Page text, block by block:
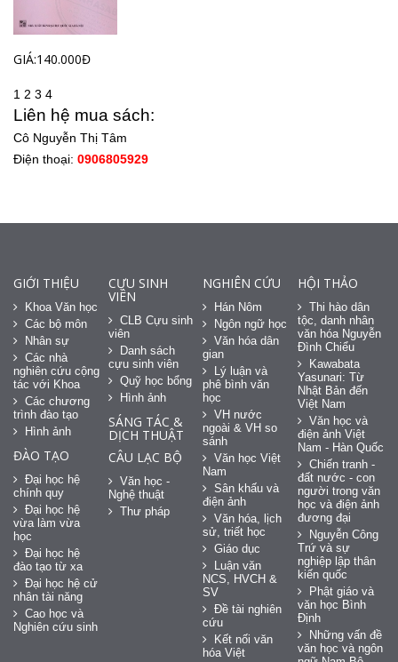
GIÁ:140.000Đ
1 2 3 4
Liên hệ mua sách:
Cô Nguyễn Thị Tâm
Điện thoại: 0906805929
GIỚI THIỆU
Khoa Văn học
Các bộ môn
Nhân sự
Các nhà
nghiên cứu cộng
tác với Khoa
Các chương
trình đào tạo
Hình ảnh
ĐÀO TẠO
Đại học hệ
chính quy
Đại học hệ
vừa làm vừa
học
Đại học hệ
đào tạo từ xa
Đại học hệ cử
nhân tài năng
Cao học và
Nghiên cứu sinh
CỰU SINH
VIÊN
CLB Cựu sinh
viên
Danh sách
cựu sinh viên
Quỹ học bổng
Hình ảnh
SÁNG TÁC &
DỊCH THUẬT
CÂU LẠC BỘ
Văn học -
Nghệ thuật
Thư pháp
NGHIÊN CỨU
Hán Nôm
Ngôn ngữ học
Văn hóa dân
gian
Lý luận và
phê bình văn
học
VH nước
ngoài & VH so
sánh
Văn học Việt
Nam
Sân khấu và
điện ảnh
Văn hóa, lịch
sử, triết học
Giáo dục
Luận văn
NCS, HVCH &
SV
Đề tài nghiên
cứu
Kết nối văn
hóa Việt
HỘI THẢO
Thi hào dân
tộc, danh nhân
văn hóa Nguyễn
Đình Chiểu
Kawabata
Yasunari: Từ
Nhật Bản đến
Việt Nam
Văn học và
điện ảnh Việt
Nam - Hàn Quốc
Chiến tranh -
đất nước - con
người trong văn
học và điện ảnh
đương đại
Nguyễn Công
Trứ và sự
nghiệp lập thân
kiến quốc
Phật giáo và
văn học Bình
Định
Những vấn đề
văn học và ngôn